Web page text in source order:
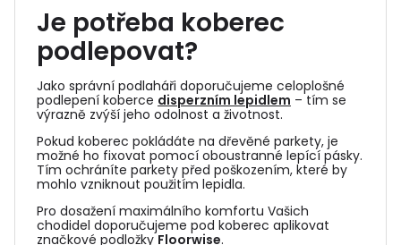
Je potřeba koberec
podlepovat?
Jako správní podlaháři doporučujeme celoplošné
podlepení koberce disperzním lepidlem – tím se
výrazně zvýší jeho odolnost a životnost.
Pokud koberec pokládáte na dřevěné parkety, je
možné ho fixovat pomocí oboustranné lepící pásky.
Tím ochráníte parkety před poškozením, které by
mohlo vzniknout použitím lepidla.
Pro dosažení maximálního komfortu Vašich
chodidel doporučujeme pod koberec aplikovat
značkové podložky Floorwise.